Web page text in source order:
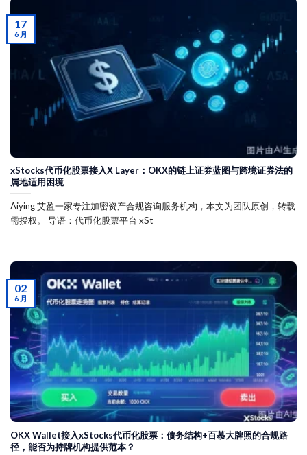
xStocks代币化股票接入X Layer：OKX的链上证券蓝图与跨境证券法的
属地适用困境
Aiying 艾盈一家专注加密资产合规咨询服务机构，本文为团队原创，转载
需授权。 导语：代币化股票平台 xSt
17
6 月
OKX Wallet接入xStocks代币化股票：债务结构+百慕大牌照的合规路
径，能否为持牌机构提供范本？
02
6 月